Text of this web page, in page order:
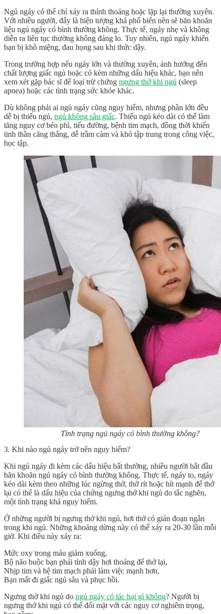
Ngủ ngáy có thể chỉ xảy ra thỉnh thoảng hoặc lặp lại thường xuyên.
Với nhiều người, đây là hiện tượng khá phổ biến nên sẽ băn khoăn
liệu ngủ ngáy có bình thường không. Thực tế, ngáy nhẹ và không
diễn ra liên tục thường không đáng lo. Tuy nhiên, ngủ ngáy khiến
bạn bị khô miệng, đau họng sau khi thức dậy.
Trong trường hợp nếu ngáy lớn và thường xuyên, ảnh hưởng đến
chất lượng giấc ngủ hoặc có kèm những dấu hiệu khác, bạn nên
xem xét gặp bác sĩ để loại trừ chứng ngưng thở khi ngủ (sleep
apnea) hoặc các tình trạng sức khỏe khác.
Dù không phải ai ngủ ngáy cũng nguy hiểm, nhưng phần lớn đều
dễ bị thiếu ngủ, ngủ không sâu giấc. Thiếu ngủ kéo dài có thể làm
tăng nguy cơ béo phì, tiểu đường, bệnh tim mạch, đồng thời khiến
tinh thần căng thẳng, dễ trầm cảm và khó tập trung trong công việc,
học tập.
Tình trạng ngủ ngáy có bình thường không?
3. Khi nào ngủ ngáy trở nên nguy hiểm?
Khi ngủ ngáy đi kèm các dấu hiệu bất thường, nhiều người bắt đầu
băn khoăn ngủ ngáy có bình thường không. Thực tế, ngáy to, ngáy
kéo dài kèm theo những lúc ngừng thở, thở rít hoặc hít mạnh để thở
lại có thể là dấu hiệu của chứng ngưng thở khi ngủ do tắc nghẽn,
một tình trạng khá nguy hiểm.
Ở những người bị ngưng thở khi ngủ, hơi thở có gián đoạn ngắn
trong khi ngủ. Những khoảng dừng này có thể xảy ra 20-30 lần mỗi
giờ. Khi điều này xảy ra:
Mức oxy trong máu giảm xuống,
Bộ não buộc bạn phải tỉnh dậy hơi thoáng để thở lại,
Nhịp tim và hệ tim mạch phải làm việc mạnh hơn,
Bạn mất đi giấc ngủ sâu và phục hồi.
Ngưng thở khi ngủ do ngủ ngáy có tác hại gì không? Người bị
ngưng thở khi ngủ có thể đối mặt với các nguy cơ nghiêm trọng,